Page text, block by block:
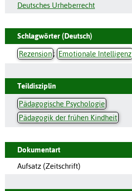
Deutsches Urheberrecht
Schlagwörter (Deutsch)
Rezension; Emotionale Intelligenz
Teildisziplin
Pädagogische Psychologie
Pädagogik der frühen Kindheit
Dokumentart
Aufsatz (Zeitschrift)